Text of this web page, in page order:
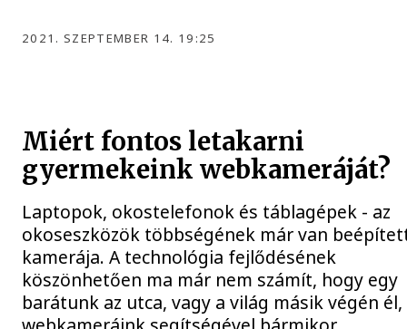
2021. SZEPTEMBER 14. 19:25
Miért fontos letakarni
gyermekeink webkameráját?
Laptopok, okostelefonok és táblagépek - az
okoseszközök többségének már van
kamerája. A technológia fejlődésének
köszönhetően ma már nem számít, hogy egy
barátunk az utca, vagy a világ másik végén él,